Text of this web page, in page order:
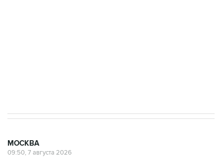
МОСКВА
09:50, 7 августа 2026